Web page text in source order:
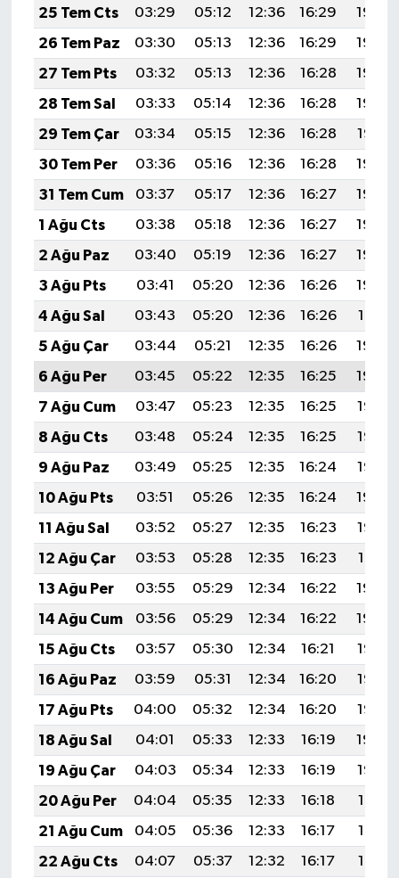
25 Tem Cts
03:29 05:12 12:36 16:29
19:50
26 Tem Paz
03:30 05:13 12:36 16:29
19:49
27 Tem Pts
03:32 05:13 12:36 16:28
19:49
28 Tem Sal
03:33 05:14 12:36 16:28
19:48
29 Tem Çar
03:34 05:15 12:36 16:28
19:47
30 Tem Per
03:36 05:16 12:36 16:28
19:46
31 Tem Cum
03:37 05:17 12:36 16:27
19:45
1 Ağu Cts
03:38 05:18 12:36 16:27
19:44
2 Ağu Paz
03:40 05:19 12:36 16:27
19:43
3 Ağu Pts
03:41 05:20 12:36 16:26
19:42
4 Ağu Sal
03:43 05:20 12:36 16:26
19:41
5 Ağu Çar
03:44 05:21 12:35 16:26
19:40
6 Ağu Per
03:45 05:22 12:35 16:25
19:39
7 Ağu Cum
03:47 05:23 12:35 16:25
19:37
8 Ağu Cts
03:48 05:24 12:35 16:25
19:36
9 Ağu Paz
03:49 05:25 12:35 16:24
19:35
10 Ağu Pts
03:51 05:26 12:35 16:24
19:34
11 Ağu Sal
03:52 05:27 12:35 16:23
19:33
12 Ağu Çar
03:53 05:28 12:35 16:23
19:31
13 Ağu Per
03:55 05:29 12:34 16:22
19:30
14 Ağu Cum
03:56 05:29 12:34 16:22
19:29
15 Ağu Cts
03:57 05:30 12:34 16:21
19:28
16 Ağu Paz
03:59 05:31 12:34 16:20
19:26
17 Ağu Pts
04:00 05:32 12:34 16:20
19:25
18 Ağu Sal
04:01 05:33 12:33 16:19
19:24
19 Ağu Çar
04:03 05:34 12:33 16:19
19:22
20 Ağu Per
04:04 05:35 12:33 16:18
19:21
21 Ağu Cum
04:05 05:36 12:33 16:17
19:19
22 Ağu Cts
04:07 05:37 12:32 16:17
19:18